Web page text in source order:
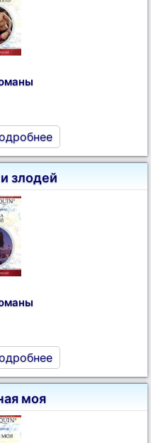
злодей
моя